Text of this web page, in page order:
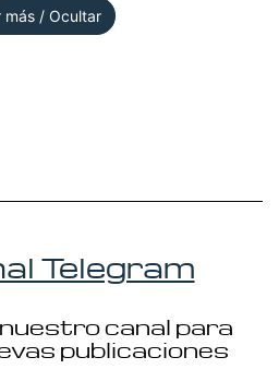
más / Ocultar
Telegram
canal para
publicaciones